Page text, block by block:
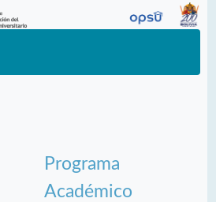
Programa
Académico